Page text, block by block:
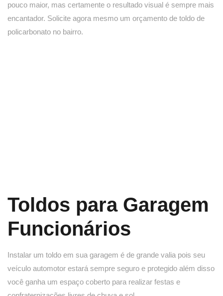
pouco maior, mas certamente o resultado visual é sempre mais
encantador. Solicite agora mesmo um orçamento de toldo de
policarbonato no bairro.
Toldos para Garagem
Funcionários
Instalar um toldo em sua garagem é de grande valia pois seu
veículo automotor estará sempre seguro e protegido além disso
você ganha um espaço coberto para realizar festas e